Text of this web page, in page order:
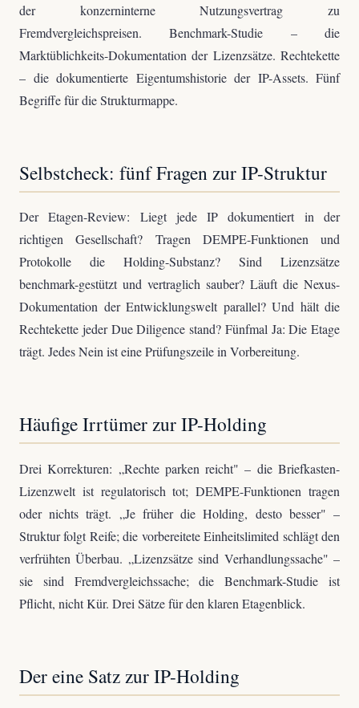
der konzerninterne Nutzungsvertrag zu
Fremdvergleichspreisen. Benchmark-Studie – die
Marktüblichkeits-Dokumentation der Lizenzsätze. Rechtekette
– die dokumentierte Eigentumshistorie der IP-Assets. Fünf
Begriffe für die Strukturmappe.
Selbstcheck: fünf Fragen zur IP-Struktur
Der Etagen-Review: Liegt jede IP dokumentiert in der
richtigen Gesellschaft? Tragen DEMPE-Funktionen und
Protokolle die Holding-Substanz? Sind Lizenzsätze
benchmark-gestützt und vertraglich sauber? Läuft die Nexus-
Dokumentation der Entwicklungswelt parallel? Und hält die
Rechtekette jeder Due Diligence stand? Fünfmal Ja: Die Etage
trägt. Jedes Nein ist eine Prüfungszeile in Vorbereitung.
Häufige Irrtümer zur IP-Holding
Drei Korrekturen: „Rechte parken reicht" – die Briefkasten-
Lizenzwelt ist regulatorisch tot; DEMPE-Funktionen tragen
oder nichts trägt. „Je früher die Holding, desto besser" –
Struktur folgt Reife; die vorbereitete Einheitslimited schlägt den
verfrühten Überbau. „Lizenzsätze sind Verhandlungssache" –
sie sind Fremdvergleichssache; die Benchmark-Studie ist
Pflicht, nicht Kür. Drei Sätze für den klaren Etagenblick.
Der eine Satz zur IP-Holding